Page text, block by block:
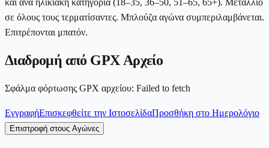
και ανά ηλικιακή κατηγορία (18–35, 36–50, 51–65, 65+). Μετάλλιο
σε όλους τους τερματίσαντες. Μπλούζα αγώνα συμπεριλαμβάνεται.
Επιτρέπονται μπατόν.
Διαδρομή από GPX Αρχείο
Σφάλμα φόρτωσης GPX αρχείου: Failed to fetch
ΕγγραφήΕπισκεφθείτε την ΙστοσελίδαΠροσθήκη στο Ημερολόγιο
Επιστροφή στους Αγώνες